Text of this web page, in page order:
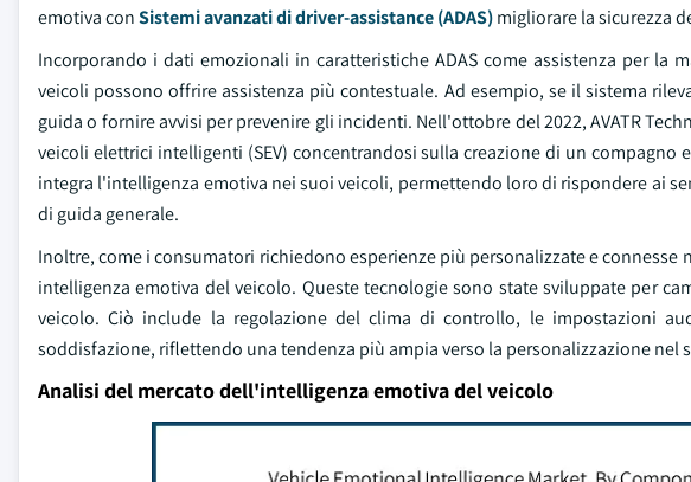
emotiva conSistemi avanzati di driver-assistance (ADAS)migliorare la sicurezza
Incorporando i dati emozionali in caratteristiche ADAS come assistenza per la
veicoli possono offrire assistenza più contestuale. Ad esempio, se il sistema
guida o fornire avvisi per prevenire gli incidenti. Nell'ottobre del 2022, AVATR
veicoli elettrici intelligenti (SEV) concentrandosi sulla creazione di un
integra l'intelligenza emotiva nei suoi veicoli, permettendo loro di rispondere ai
di guida generale.
Inoltre, come i consumatori richiedono esperienze più personalizzate e
intelligenza emotiva del veicolo. Queste tecnologie sono state sviluppate per
veicolo. Ciò include la regolazione del clima di controllo, le impostazioni
soddisfazione, riflettendo una tendenza più ampia verso la personalizzazione nel
Analisi del mercato dell'intelligenza emotiva del veicolo